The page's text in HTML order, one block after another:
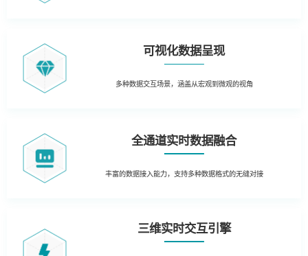
可视化数据呈现
多种数据交互场景，涵盖从宏观到微观的视角
全通道实时数据融合
丰富的数据接入能力，支持多种数据格式的无缝对接
三维实时交互引擎